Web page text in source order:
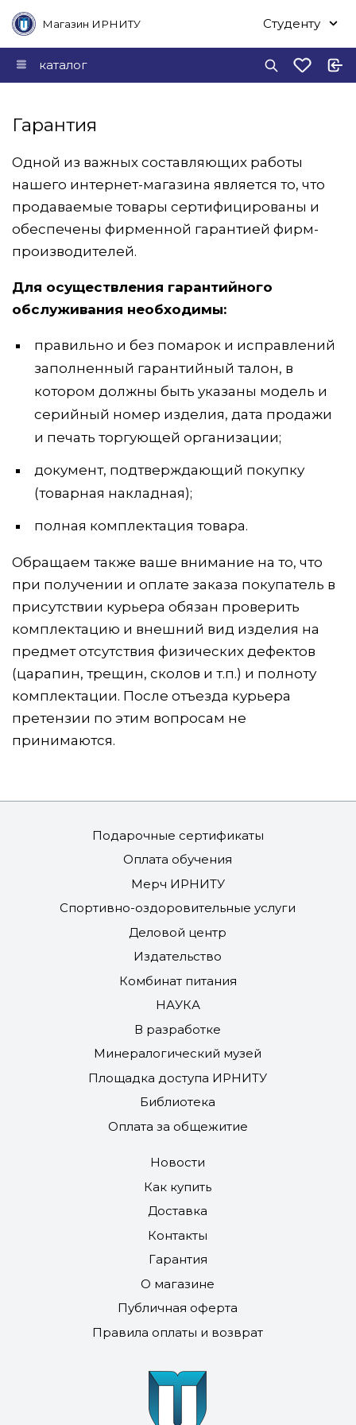
Магазин ИРНИТУ Студенту
каталог
Гарантия
Одной из важных составляющих работы
нашего интернет-магазина является то, что
продаваемые товары сертифицированы и
обеспечены фирменной гарантией фирм-
производителей.
Для осуществления гарантийного
обслуживания необходимы:
правильно и без помарок и исправлений
заполненный гарантийный талон, в
котором должны быть указаны модель и
серийный номер изделия, дата продажи
и печать торгующей организации;
документ, подтверждающий покупку
(товарная накладная);
полная комплектация товара.
Обращаем также ваше внимание на то, что
при получении и оплате заказа покупатель в
присутствии курьера обязан проверить
комплектацию и внешний вид изделия на
предмет отсутствия физических дефектов
(царапин, трещин, сколов и т.п.) и полноту
комплектации. После отъезда курьера
претензии по этим вопросам не
принимаются.
Подарочные сертификаты
Оплата обучения
Мерч ИРНИТУ
Спортивно-оздоровительные услуги
Деловой центр
Издательство
Комбинат питания
НАУКА
В разработке
Минералогический музей
Площадка доступа ИРНИТУ
Библиотека
Оплата за общежитие
Новости
Как купить
Доставка
Контакты
Гарантия
О магазине
Публичная оферта
Правила оплаты и возврат